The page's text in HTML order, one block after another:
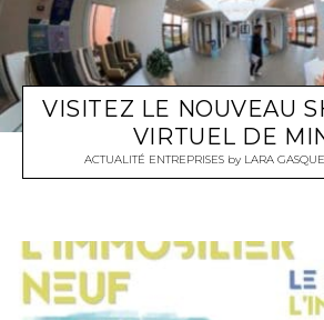
VISITEZ LE NOUVEAU
VIRTUEL DE
ACTUALITÉ ENTREPRISES by LARA